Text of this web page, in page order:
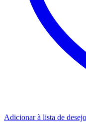
Adicionar à lista de